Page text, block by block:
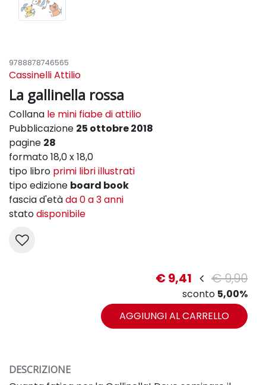
9788878746565
Cassinelli Attilio
La gallinella rossa
Collana le mini fiabe di attilio
Pubblicazione 25 ottobre 2018
pagine 28
formato 18,0 x 18,0
tipo libro primi libri illustrati
tipo edizione board book
fascia d'etàda 0 a 3 anni
statodisponibile
€ 9,41 € 9,90
sconto 5,00%
AGGIUNGI AL CARRELLO
DESCRIZIONE